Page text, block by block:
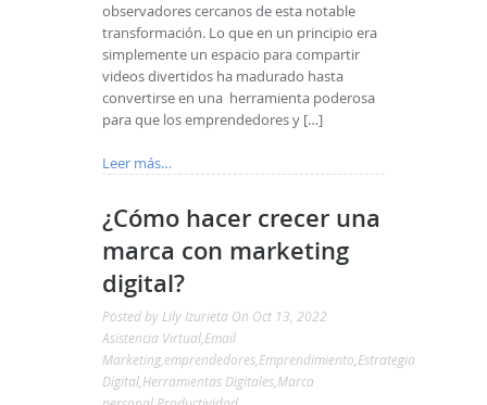
observadores cercanos de esta notable
transformación. Lo que en un principio era
simplemente un espacio para compartir
videos divertidos ha madurado hasta
convertirse en una herramienta poderosa
para que los emprendedores y […]
Leer más…
¿Cómo hacer crecer una
marca con marketing
digital?
Posted by Lily Izurieta On Oct 13, 2022
Asistencia Virtual Email
Marketing emprendedores Emprendimiento Estrategia
Digital Herramientas Digitales Marca